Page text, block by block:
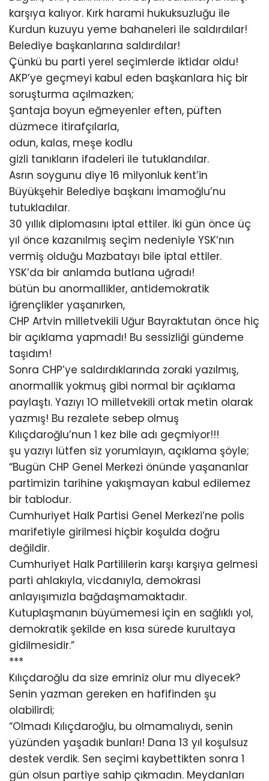
karşıya kalıyor. Kırk harami hukuksuzluğu ile
Kurdun kuzuyu yeme bahaneleri ile saldırdılar!
Belediye başkanlarına saldırdılar!
Çünkü bu parti yerel seçimlerde iktidar oldu!
AKP’ye geçmeyi kabul eden başkanlara hiç bir
soruşturma açılmazken;
Şantaja boyun eğmeyenler eften, püften
düzmece itirafçılarla,
odun, kalas, meşe kodlu
gizli tanıkların ifadeleri ile tutuklandılar.
Asrın soygunu diye 16 milyonluk kent’in
Büyükşehir Belediye başkanı İmamoğlu’nu
tutukladılar.
30 yıllık diplomasını iptal ettiler. İki gün önce üç
yıl önce kazanılmış seçim nedeniyle YSK‘nın
vermiş olduğu Mazbatayı bile iptal ettiler.
YSK’da bir anlamda butlana uğradı!
bütün bu anormallikler, antidemokratik
iğrençlikler yaşanırken,
CHP Artvin milletvekili Uğur Bayraktutan önce hiç
bir açıklama yapmadı! Bu sessizliği gündeme
taşıdım!
Sonra CHP’ye saldırdıklarında zoraki yazılmış,
anormallik yokmuş gibi normal bir açıklama
paylaştı. Yazıyı 1O milletvekili ortak metin olarak
yazmış! Bu rezalete sebep olmuş
Kılıçdaroğlu’nun 1 kez bile adı geçmiyor!!!
şu yazıyı lütfen siz yorumlayın, açıklama şöyle;
“Bugün CHP Genel Merkezi önünde yaşananlar
partimizin tarihine yakışmayan kabul edilemez
bir tablodur.
Cumhuriyet Halk Partisi Genel Merkezi’ne polis
marifetiyle girilmesi hiçbir koşulda doğru
değildir.
Cumhuriyet Halk Partililerin karşı karşıya gelmesi
parti ahlakıyla, vicdanıyla, demokrasi
anlayışımızla bağdaşmamaktadır.
Kutuplaşmanın büyümemesi için en sağlıklı yol,
demokratik şekilde en kısa sürede kurultaya
gidilmesidir.”
***
Kılıçdaroğlu da size emriniz olur mu diyecek?
Senin yazman gereken en hafifinden şu
olabilirdi;
“Olmadı Kılıçdaroğlu, bu olmamalıydı, senin
yüzünden yaşadık bunları! Dana 13 yıl koşulsuz
destek verdik. Sen seçimi kaybettikten sonra 1
gün olsun partiye sahip çıkmadın. Meydanları